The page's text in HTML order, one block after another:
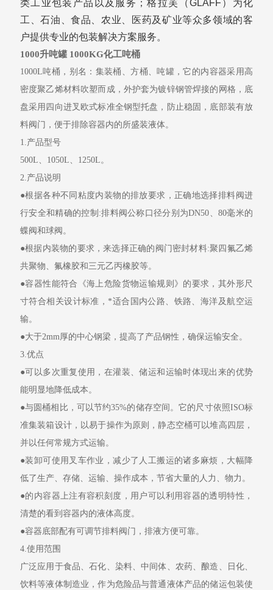
类工业包装产品以及服务；格拉芙（GLAFF）为化
工、石油、食品、农业、医药及矿业等众多领域的客
户提供专业的包装解决方案服务。
1000升吨罐 1000KG化工吨桶
1000L吨桶，别名： 集装桶 、方桶 、吨罐，它的内容器采用高
密度聚乙烯材料吹塑而成，外护套为镀锌钢管焊接的网格，底
盘采用四向进叉欧式标准全钢型托盘，防止稳固，底部装有放
料阀门，便于排除容器内的所盛装液体。
1. 产品型号
500L 1050L 1250L 。
2. 产品说明
●根据各种不同粘度内装物的排放要求，正确地选择排料阀进
行安全和精确的控制 :排料阀公称口径分别为DN50 、80毫米的
蝶阀和球阀。
●根据内装物的要求，来选择正确的 阀门密封材料:聚四氟乙烯
共聚物、氟橡胶和三元乙丙橡胶等。
●容器性能符合《海上危险货物运输规则》的要求，其外形尺
寸符合相关设计标准，*适合国内公路、铁路、海洋及航空运
输。
●大于2mm 厚的中心钢梁，提高了产品钢性，确保运输安全。
3. 优点
●可以多次重复使用，在灌装、储运和运输时体现出来的优势
能明显地降低成本。
●与圆桶相比，可以节约35%的储存空间。它的尺寸依照ISO标
准集装箱设计，以易于操作为原则，静态空桶可以堆高四层，
并以任何常规方式运输。
●装卸可使用叉车作业，减少了人工搬运的诸多麻烦，大幅降
低了生产、存储、运输、操作成本，节省大量的人力、物力。
●的内容器上注有容积刻度，用户可以利用容器的透明特性，
清楚的看到容器内的液体高度。
●容器底部配有可调节排料阀门，排液方便可靠。
4. 使用范围
广泛应用于食品、石化、染料、中间体、农药、酿造、日化、
饮料等液体制造业，作为危险品与普通液体产品的储运包装使